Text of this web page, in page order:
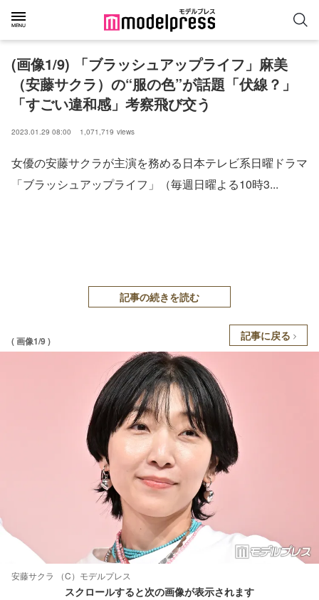
(画像1/9) 「ブラッシュアップライフ」麻美
（安藤サクラ）の“服の色”が話題「伏線？」
「すごい違和感」考察飛び交う
2023.01.29 08:00 1,071,719 views
女優の安藤サクラが主演を務める日本テレビ系日曜ドラマ
「ブラッシュアップライフ」（毎週日曜よる10時3...
記事の続きを読む
( 画像1/9 ) 記事に戻る
安藤サクラ （C）モデルプレス
スクロールすると次の画像が表示されます